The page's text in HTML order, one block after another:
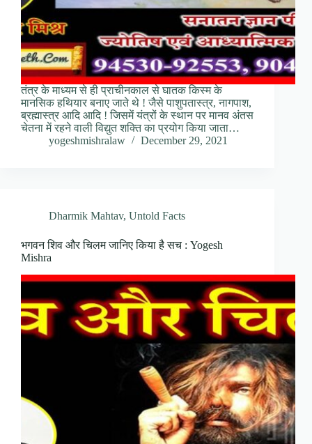
तंत्र के माध्यम से ही प्राचीनकाल से घातक किस्म के
मानसिक हथियार बनाए जाते थे ! जैसे पाशुपतास्त्र, नागपाश,
ब्रह्मास्त्र आदि आदि ! जिसमें यंत्रों के स्थान पर मानव अंतस
चेतना में रहने वाली विद्युत शक्ति का प्रयोग किया जाता…
yogeshmishralaw
December 29, 2021
Dharmik Mahtav, Untold Facts
भगवन शिव और चिलम जानिए किया है सच : Yogesh
Mishra